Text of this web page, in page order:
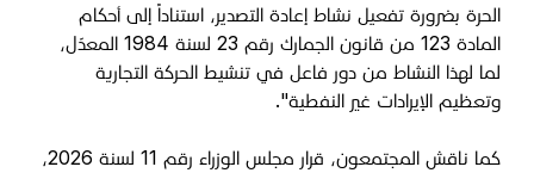
الحرة بضرورة تفعيل نشاط إعادة التصدير، استناداً إلى أحكام
المادة 123 من قانون الجمارك رقم 23 لسنة 1984 المعدّل،
لما لهذا النشاط من دور فاعل في تنشيط الحركة التجارية
وتعظيم الإيرادات غير النفطية".
كما ناقش المجتمعون، قرار مجلس الوزراء رقم 11 لسنة 2026،